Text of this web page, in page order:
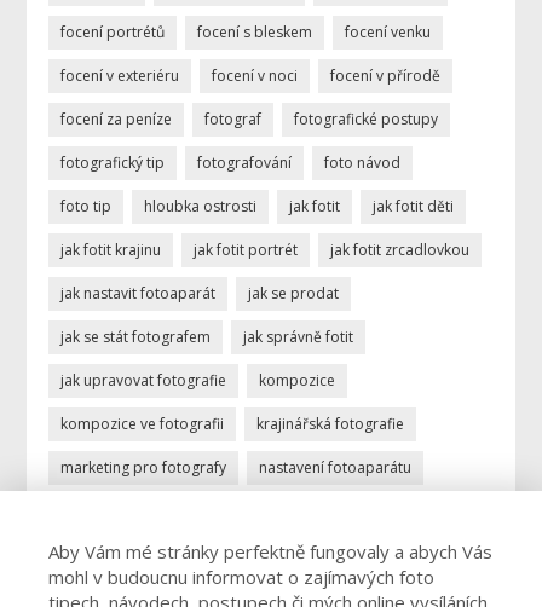
focení portrétů focení s bleskem focení venku
focení v exteriéru focení v noci focení v přírodě
focení za peníze fotograf fotografické postupy
fotografický tip fotografování foto návod
foto tip hloubka ostrosti jak fotit jak fotit děti
jak fotit krajinu jak fotit portrét jak fotit zrcadlovkou
jak nastavit fotoaparát jak se prodat
jak se stát fotografem jak správně fotit
jak upravovat fotografie kompozice
kompozice ve fotografii krajinářská fotografie
marketing pro fotografy nastavení fotoaparátu
profese fotograf profesionální fotograf
vydělávání focením úprava fotek úprava fotografií
Aby Vám mé stránky perfektně fungovaly a abych Vás
mohl v budoucnu informovat o zajímavých foto
tipech, návodech, postupech či mých online vysíláních